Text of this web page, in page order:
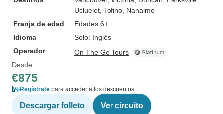
Ucluelet , Tofino , Nanaimo
Franja de edad
Edades 6+
Idioma
Solo: Inglés
Operador
On The Go Tours
Desde
€875
Regístrate para acceder a los descuentos
Descargar folleto Ver circuito